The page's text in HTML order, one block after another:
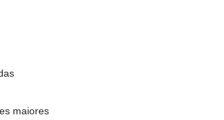
maiores